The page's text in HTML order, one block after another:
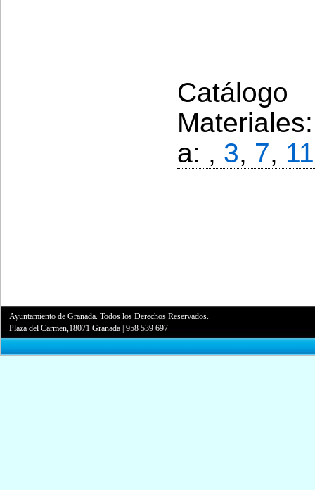
a: , 3, 7, 11
Ayuntamiento de Granada. Todos los Derechos Reservados.
Plaza del Carmen,18071 Granada |958 539 697